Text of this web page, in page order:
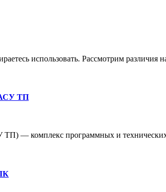
использовать. Рассмотрим
АСУ ТП
— комплекс программных и